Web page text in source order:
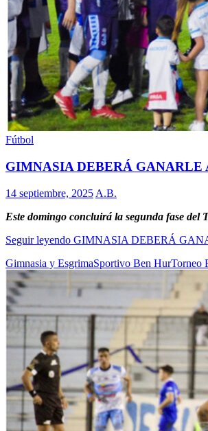
Fútbol
GIMNASIA DEBERÁ GANARLE
14 septiembre, 2025 A.B.
Este domingo concluirá la segunda fase del
Seguir leyendo GIMNASIA DEBERÁ
Gimnasia y EsgrimaSportivo Ben HurTorneo